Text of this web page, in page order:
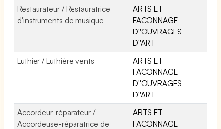
Restaurateur / Restauratrice
d'instruments de musique
ARTS ET
FACONNAGE
D''OUVRAGES
D''ART
Luthier / Luthière vents
ARTS ET
FACONNAGE
D''OUVRAGES
D''ART
Accordeur-réparateur /
Accordeuse-réparatrice de
ARTS ET
FACONNAGE